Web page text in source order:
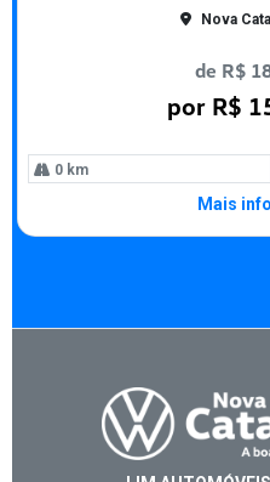
Nova
de R$
por R$
0 km
Mais